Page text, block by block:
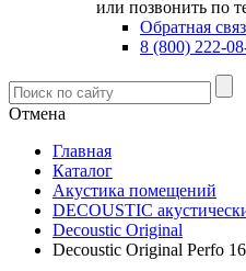
или позвонить по
Обратная
8 (800) 222-
Отмена
Главная
Каталог
Акустика помещений
DECOUSTIC
Decoustic Original
Decoustic Original Perfo